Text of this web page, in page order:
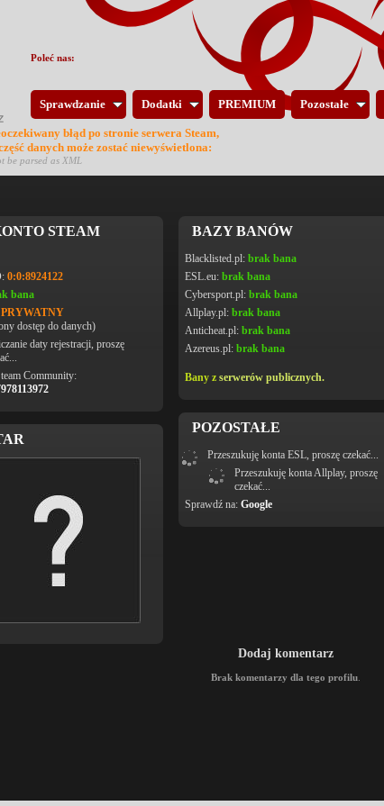
Sprawdzanie Dodatki PREMIUM Pozostałe
błąd po stronie serwera Steam,
danych może zostać niewyświetlona:
be parsed as XML
STEAM
0:0:8924122
bana
dostęp do danych)
daty rejestracji, proszę
Community:
BAZY BANÓW
Blacklisted.pl: brak bana
ESL.eu: brak bana
Cybersport.pl: brak bana
Allplay.pl: brak bana
Anticheat.pl: brak bana
Azereus.pl: brak bana
Bany z serwerów publicznych.
POZOSTAŁE
Przeszukuję konta ESL, proszę czekać...
Przeszukuję konta Allplay, proszę
czekać...
Sprawdź na: Google
Dodaj komentarz
Brak komentarzy dla tego profilu
Poleć nas: